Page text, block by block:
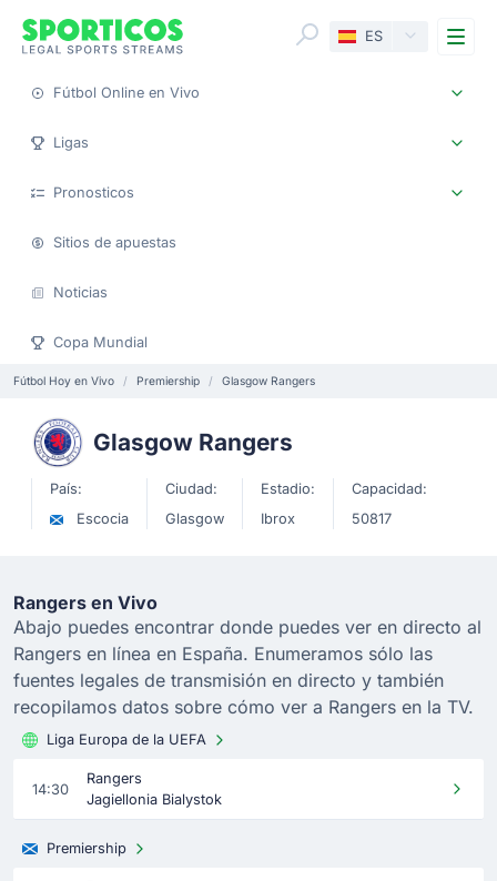
ES
Fútbol Online en Vivo
Ligas
Pronosticos
Sitios de apuestas
Noticias
Copa Mundial
Fútbol Hoy en Vivo Premiership Glasgow Rangers
Glasgow Rangers
País:
Escocia
Ciudad:
Glasgow
Estadio:
Ibrox
Capacidad:
50817
Rangers en Vivo
Abajo puedes encontrar donde puedes ver en directo al
Rangers en línea en España. Enumeramos sólo las
fuentes legales de transmisión en directo y también
recopilamos datos sobre cómo ver a Rangers en la TV.
Liga Europa de la UEFA
14:30
Rangers
Jagiellonia Bialystok
Premiership